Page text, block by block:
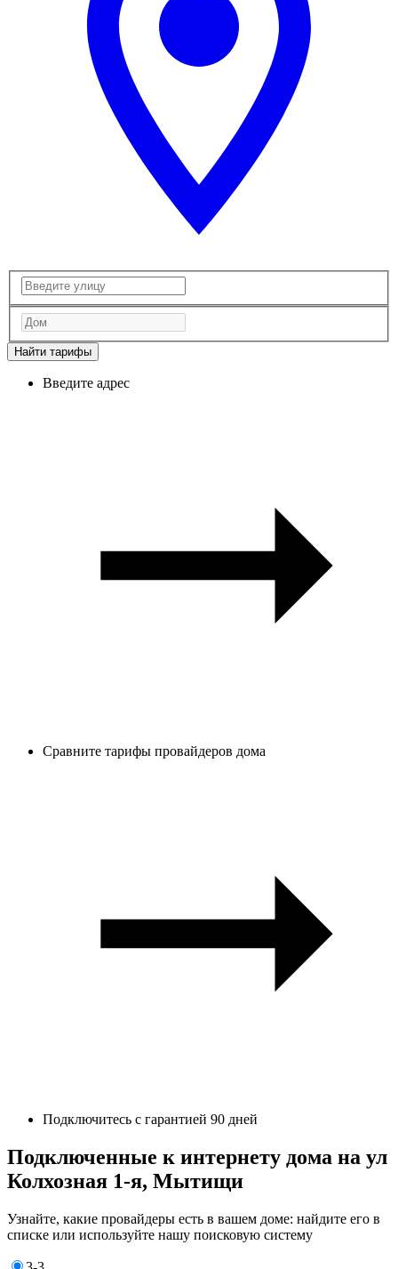
Найти тарифы
Введите адрес
Сравните тарифы провайдеров дома
Подключитесь с гарантией 90 дней
Подключенные к интернету дома на ул
Колхозная 1-я, Мытищи
Узнайте, какие провайдеры есть в вашем доме: найдите его в
списке или используйте нашу поисковую систему